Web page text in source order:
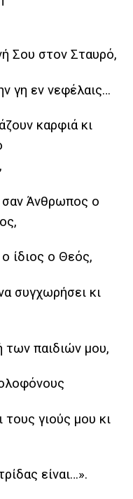
Σου στον Σταυρό,
γη εν νεφέλαις…
καρφιά κι
σαν Άνθρωπος ο
ίδιος ο Θεός,
συγχωρήσει κι
των παιδιών μου,
γιούς μου κι
είναι…».